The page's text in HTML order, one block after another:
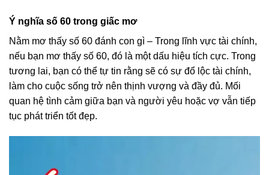
Ý nghĩa số 60 trong giấc mơ
Nằm mơ thấy số 60 đánh con gì – Trong lĩnh vực tài chính,
nếu bạn mơ thấy số 60, đó là một dấu hiệu tích cực. Trong
tương lai, bạn có thể tự tin rằng sẽ có sự đổ lộc tài chính,
làm cho cuộc sống trở nên thịnh vượng và đầy đủ. Mối
quan hệ tình cảm giữa bạn và người yêu hoặc vợ vẫn tiếp
tục phát triển tốt đẹp.